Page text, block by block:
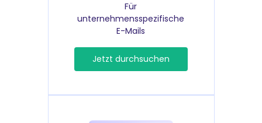
Für
unternehmensspezifische
E-Mails
Jetzt durchsuchen